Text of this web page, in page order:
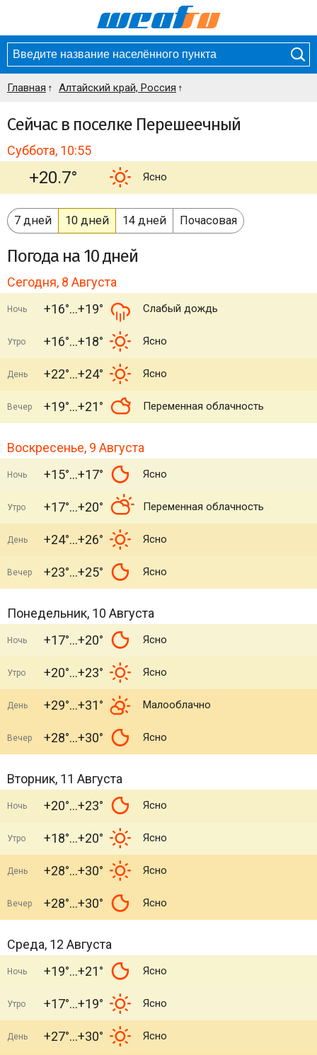
Главная Алтайский край, Россия
Сейчас в поселке Перешеечный
Суббота, 10:55
+20.7° Ясно
7 дней 10 дней 14 дней Почасовая
Погода на 10 дней
Сегодня, 8 Августа
Ночь +16° +19° Слабый дождь
Утро +16° +18° Ясно
День +22° +24° Ясно
Вечер +19° +21° Переменная облачность
Воскресенье, 9 Августа
Ночь +15° +17° Ясно
Утро +17° +20° Переменная облачность
День +24° +26° Ясно
Вечер +23° +25° Ясно
Понедельник, 10 Августа
Ночь +17° +20° Ясно
Утро +20° +23° Ясно
День +29° +31° Малооблачно
Вечер +28° +30° Ясно
Вторник, 11 Августа
Ночь +20° +23° Ясно
Утро +18° +20° Ясно
День +28° +30° Ясно
Вечер +28° +30° Ясно
Среда, 12 Августа
Ночь +19° +21° Ясно
Утро +17° +19° Ясно
День +27° +30° Ясно